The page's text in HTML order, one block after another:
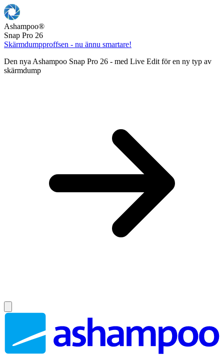
Ashampoo®
Snap Pro 26
Skärmdumpproffsen - nu ännu smartare!
Den nya Ashampoo Snap Pro 26 - med Live Edit för en ny typ av
skärmdump